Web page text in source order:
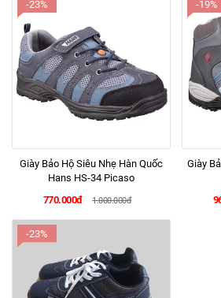
-23%
Giày Bảo Hộ Siêu Nhẹ Hàn Quốc
Hans HS-34 Picaso
770.000đ
1.000.000đ
-19%
Giày
-23%